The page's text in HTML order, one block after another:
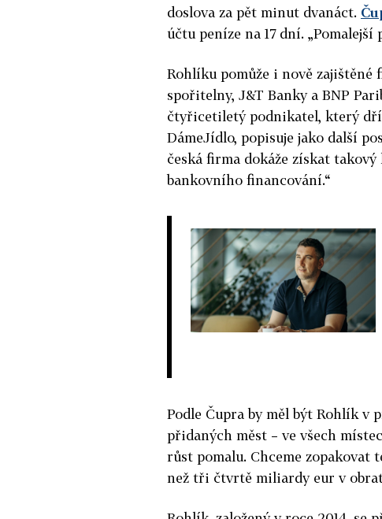
doslova za pět minut dvanáct.
účtu peníze na 17 dní.
Rohlíku pomůže i nově
spořitelny, J&T Banky a BNP
čtyřicetiletý podnikatel, který
DámeJídlo, popisuje jako další
česká firma dokáže získat
bankovního financování.“
Podle Čupra by měl být Rohlík v
přidaných měst – ve všech
růst pomalu. Chceme zopakovat
než tři čtvrtě miliardy eur v